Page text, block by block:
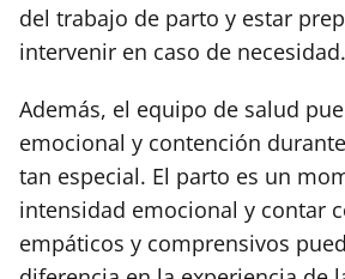
del trabajo de parto y estar
intervenir en caso de necesidad.
Además, el equipo de salud
emocional y contención
tan especial. El parto es un
intensidad emocional y contar
empáticos y comprensivos